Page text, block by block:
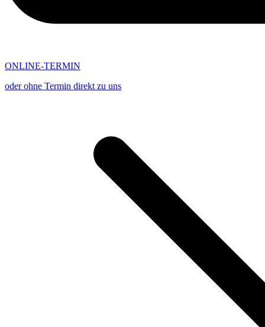
ONLINE-TERMIN
oder ohne Termin direkt zu uns